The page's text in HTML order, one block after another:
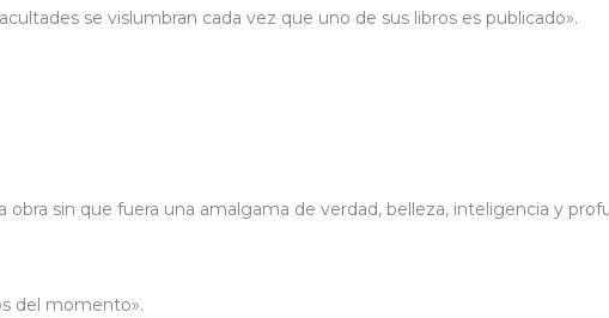
se vislumbran cada vez que uno de sus libros es publicado».
sin que fuera una amalgama de verdad, belleza, inteligencia y
del momento».